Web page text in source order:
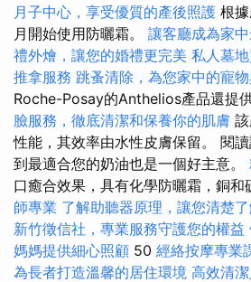
月子中心，享受優質的產後照護 根
月開始使用防曬霜。 讓客廳成為家
禮外燴，讓您的婚禮更完美 私人墓
推拿服務 跳蚤清除，為您家中的寵
Roche-Posay的Anthelios產品還提
臉服務，徹底清潔和保養你的肌膚
性能，其效率由水性皮膚保留。 閱
到最適合您的奶油也是一個好主意。
口癒合效果，具有化學防曬霜，銅和
師專業 了解助聽器原理，讓您清楚
新竹徵信社，專業服務守護您的權益
媽媽提供細心照顧 50 經絡按摩專業
為長者打造溫馨的居住環境 高效清